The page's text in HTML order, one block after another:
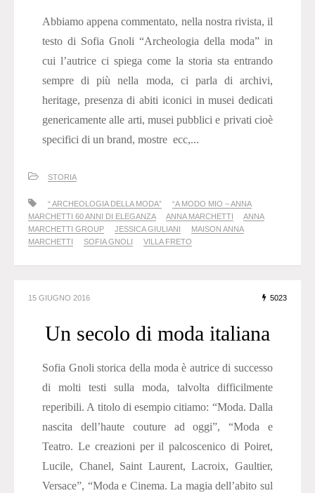
Abbiamo appena commentato, nella nostra rivista, il
testo di Sofia Gnoli “Archeologia della moda” in
cui l’autrice ci spiega come la storia sta entrando
sempre di più nella moda, ci parla di archivi,
heritage, presenza di abiti iconici in musei dedicati
genericamente alle arti, musei pubblici e privati cioè
specifici di un brand, mostre ecc,...
STORIA
“ ARCHEOLOGIA DELLA MODA”
“A MODO MIO – ANNA
MARCHETTI 60 ANNI DI ELEGANZA
ANNA MARCHETTI
ANNA
MARCHETTI GROUP
JESSICA GIULIANI
MAISON ANNA
MARCHETTI
SOFIA GNOLI VILLA FRETO
15 GIUGNO 2016 5023
Un secolo di moda italiana
Sofia Gnoli storica della moda è autrice di successo
di molti testi sulla moda, talvolta difficilmente
reperibili. A titolo di esempio citiamo: “Moda. Dalla
nascita dell’haute couture ad oggi”, “Moda e
Teatro. Le creazioni per il palcoscenico di Poiret,
Lucile, Chanel, Saint Laurent, Lacroix, Gaultier,
Versace”, “Moda e Cinema. La magia dell’abito sul